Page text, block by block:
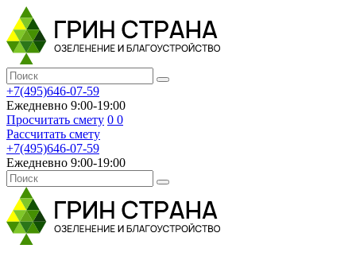
+7(495)646-07-59
Ежедневно 9:00-19:00
Просчитать смету 0 0
Рассчитать смету
+7(495)646-07-59
Ежедневно 9:00-19:00